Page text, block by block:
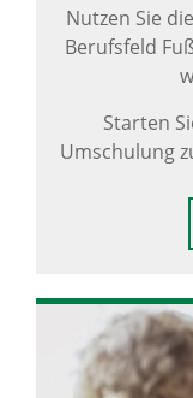
Nutzen Sie
Berufsfeld
Starten
Umschulung